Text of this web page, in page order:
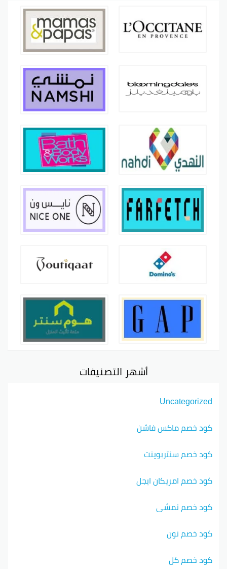
أشهر التصنيفات
Uncategorized
كود خصم ماكس فاشن
كود خصم سنتربوينت
كود خصم امريكان ايجل
كود خصم نمشي
كود خصم نون
كود خصم كل